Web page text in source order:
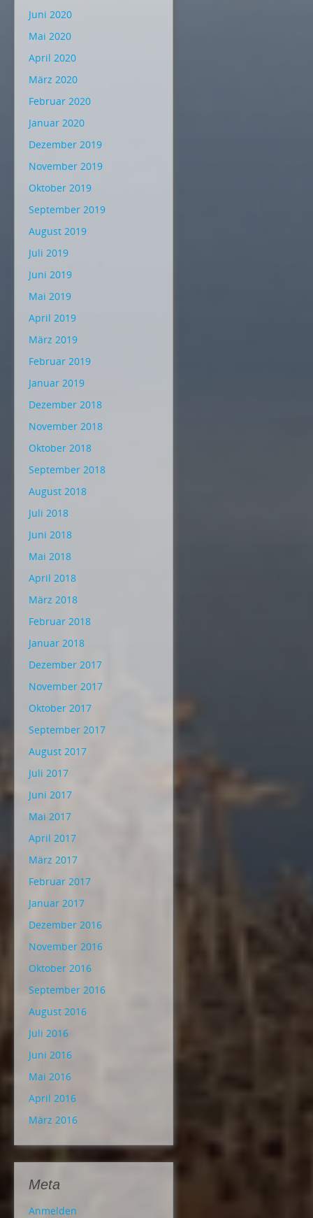
Juni 2020
Mai 2020
April 2020
März 2020
Februar 2020
Januar 2020
Dezember 2019
November 2019
Oktober 2019
September 2019
August 2019
Juli 2019
Juni 2019
Mai 2019
April 2019
März 2019
Februar 2019
Januar 2019
Dezember 2018
November 2018
Oktober 2018
September 2018
August 2018
Juli 2018
Juni 2018
Mai 2018
April 2018
März 2018
Februar 2018
Januar 2018
Dezember 2017
November 2017
Oktober 2017
September 2017
August 2017
Juli 2017
Juni 2017
Mai 2017
April 2017
März 2017
Februar 2017
Januar 2017
Dezember 2016
November 2016
Oktober 2016
September 2016
August 2016
Juli 2016
Juni 2016
Mai 2016
April 2016
März 2016
Meta
Anmelden